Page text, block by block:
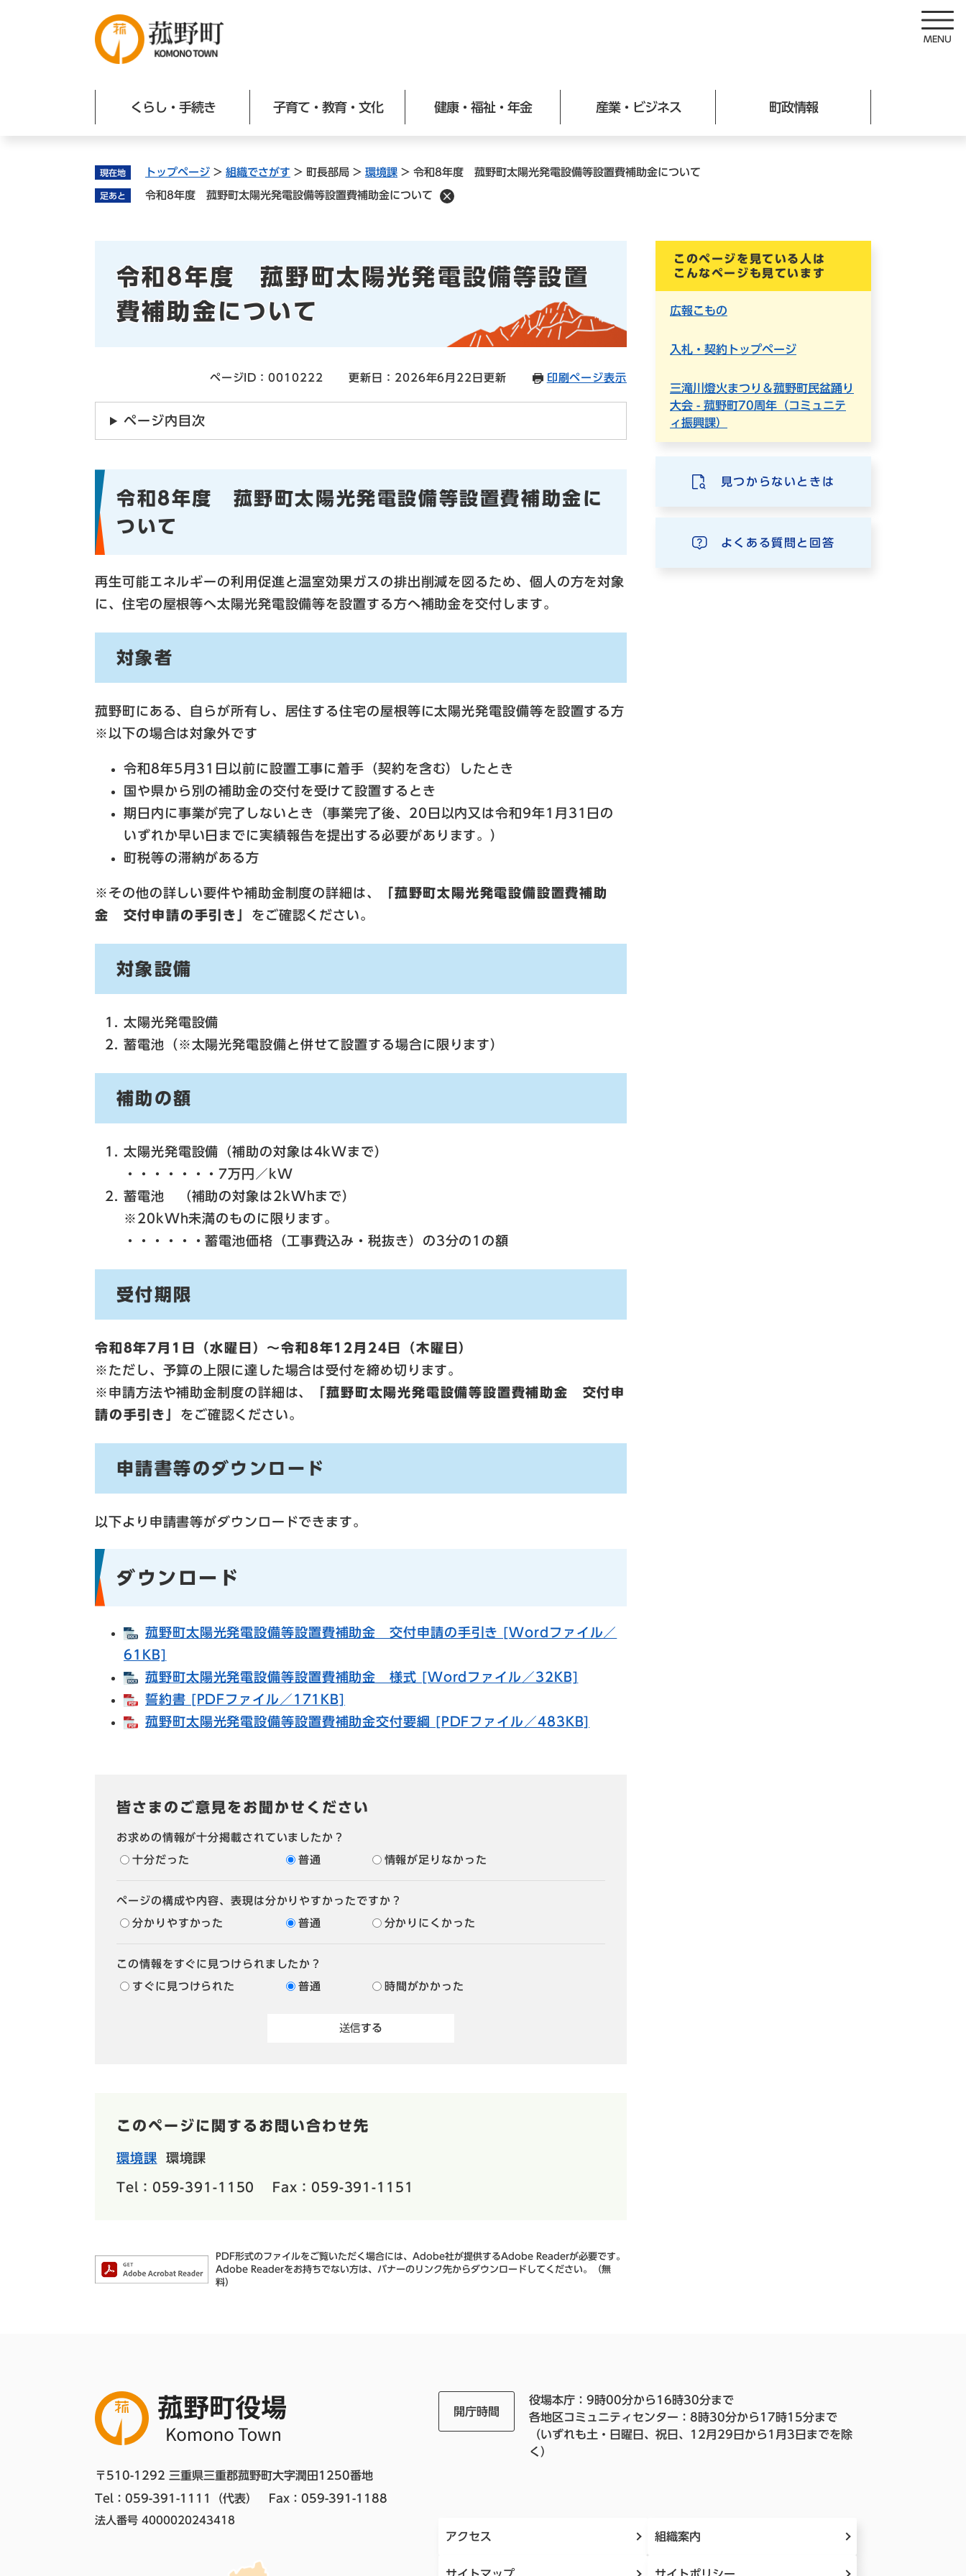
くらし・手続き 子育て・教育・文化 健康・福祉・年金 産業・ビジネス 町政情報
現在地 トップページ > 組織でさがす > 町長部局 > 環境課 > 令和8年度 菰野町太陽光発電設備等設置費補助金について
足あと 令和8年度 菰野町太陽光発電設備等設置費補助金について
令和8年度 菰野町太陽光発電設備等設置
費補助金について
ページID：0010222 更新日：2026年6月22日更新 印刷ページ表示
ページ内目次
令和8年度 菰野町太陽光発電設備等設置費補助金に
ついて
​​再生可能エネルギーの利用促進と温室効果ガスの排出削減を図るため、個人の方を対象
に、住宅の屋根等へ太陽光発電設備等を設置する方へ補助金を交付します。
対象者
菰野町にある、自らが所有し、居住する住宅の屋根等に太陽光発電設備等を設置する方
※以下の場合は対象外です
令和8年5月31日以前に設置工事に着手（契約を含む）したとき
国や県から別の補助金の交付を受けて設置するとき
期日内に事業が完了しないとき（事業完了後、20日以内又は令和9年1月31日の
いずれか早い日までに実績報告を提出する必要があります。）
町税等の滞納がある方
※その他の詳しい要件や補助金制度の詳細は、
「菰野町太陽光発電設備設置費補助
金 交付申請の手引き」 をご確認ください。
対象設備
太陽光発電設備
蓄電池（※太陽光発電設備と併せて設置する場合に限ります）
補助の額
太陽光発電設備（補助の対象は4kWまで）
・・・・・・・7万円／kW
蓄電池 （補助の対象は2kWhまで）
※20kWh未満のものに限ります。
・・・・・・蓄電池価格（工事費込み・税抜き）の3分の1の額
受付期限
令和8年7月1日（水曜日）～令和8年12月24日（木曜日）
※ただし、予算の上限に達した場合は受付を締め切ります。
※申請方法や補助金制度の詳細は、
「菰野町太陽光発電設備等設置費補助金 交付申
請の手引き」 をご確認ください。
申請書等のダウンロード
以下より申請書等がダウンロードできます。
ダウンロード
菰野町太陽光発電設備等設置費補助金 交付申請の手引き [Wordファイル／
61KB]
菰野町太陽光発電設備等設置費補助金 様式 [Wordファイル／32KB]
誓約書 [PDFファイル／171KB]
菰野町太陽光発電設備等設置費補助金交付要綱 [PDFファイル／483KB]
皆さまのご意見をお聞かせください
お求めの情報が十分掲載されていましたか？
十分だった 普通 情報が足りなかった
ページの構成や内容、表現は分かりやすかったですか？
分かりやすかった 普通 分かりにくかった
この情報をすぐに見つけられましたか？
すぐに見つけられた 普通 時間がかかった
このページに関するお問い合わせ先
環境課 環境課
Tel：059-391-1150 Fax：059-391-1151
PDF形式のファイルをご覧いただく場合には、Adobe社が提供するAdobe Readerが必要です。
Adobe Readerをお持ちでない方は、バナーのリンク先からダウンロードしてください。（無
料）
このページを見ている人は
こんなページも見ています
広報こもの
入札・契約トップページ
三滝川燈火まつり＆菰野町民盆踊り
大会 - 菰野町70周年（コミュニテ
ィ振興課）
見つからないときは
よくある質問と回答
〒510-1292 三重県三重郡菰野町大字潤田1250番地
Tel：059-391-1111（代表）
Fax：059-391-1188
法人番号 4000020243418
開庁時間
役場本庁：9時00分から16時30分まで
各地区コミュニティセンター：8時30分から17時15分まで
（いずれも土・日曜日、祝日、12月29日から1月3日までを除
く）
アクセス 組織案内